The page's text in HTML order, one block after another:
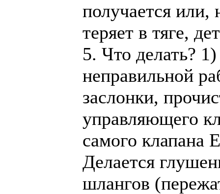
получается или,
теряет в тяге,
5. Что делать?
неправильной
заслонки,
управляющего
самого клапана
Делается
шлангов